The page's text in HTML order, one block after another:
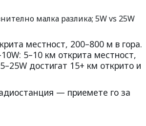
малка разлика; 5W vs 25W
местност, 200–800 м в гора.
5–10 км открита местност,
достигат 15+ км открито и
— приемете го за